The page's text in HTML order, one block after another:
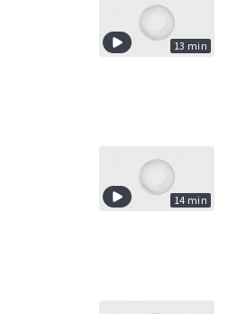
13 min
14 min